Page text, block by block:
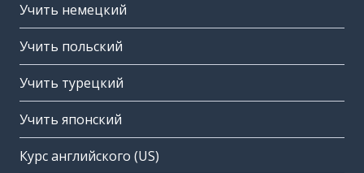
Учить немецкий
Учить польский
Учить турецкий
Учить японский
Курс английского (US)